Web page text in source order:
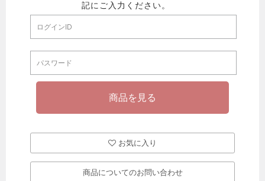
お気に入り
商品についてのお問い合わせ